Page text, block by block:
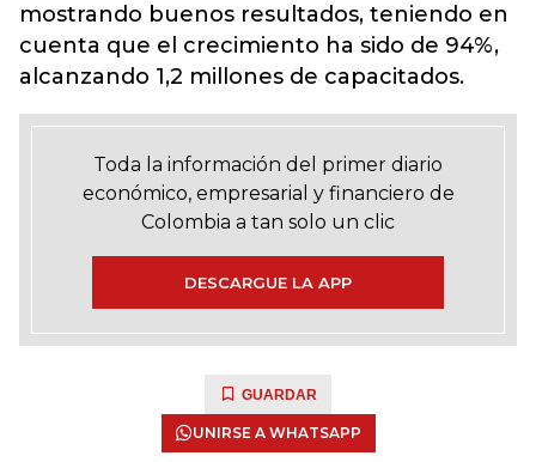
mostrando buenos resultados, teniendo en
cuenta que el crecimiento ha sido de 94%,
alcanzando 1,2 millones de capacitados.
Toda la información del primer diario
económico, empresarial y financiero de
Colombia a tan solo un clic
DESCARGUE LA APP
GUARDAR
UNIRSE A WHATSAPP